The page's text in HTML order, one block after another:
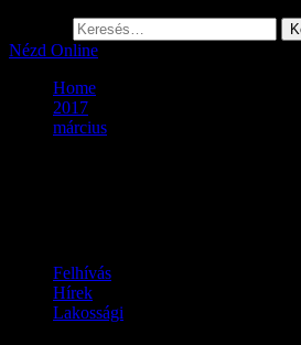
Nézd Online
Home
2017
március
Felhívás
Hírek
Lakossági